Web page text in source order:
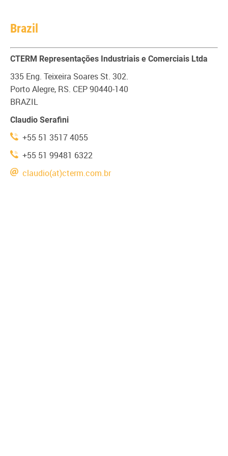
Brazil
CTERM Representações Industriais e Comerciais Ltda
335 Eng. Teixeira Soares St. 302.
Porto Alegre, RS. CEP 90440-140
BRAZIL
Claudio Serafini
+55 51 3517 4055
+55 51 99481 6322
claudio(at)cterm.com.br